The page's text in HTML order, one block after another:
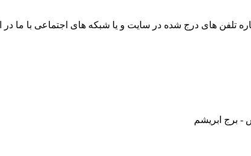
تلفن های درج شده در سایت و یا شبکه های اجتماعی با ما در
- برج ابریشم